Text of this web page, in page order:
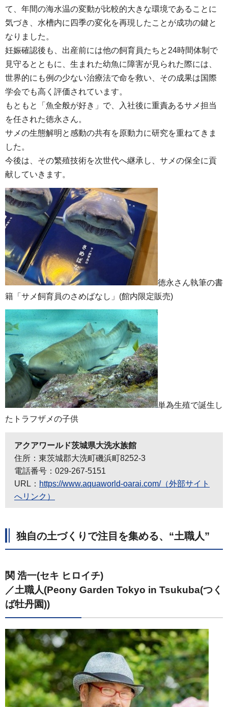
て、年間の海水温の変動が比較的大きな環境であることに
気づき、水槽内に四季の変化を再現したことが成功の鍵と
なりました。
妊娠確認後も、出産前には他の飼育員たちと24時間体制で
見守るとともに、生まれた幼魚に障害が見られた際には、
世界的にも例の少ない治療法で命を救い、その成果は国際
学会でも高く評価されています。
もともと「魚全般が好き」で、入社後に重責あるサメ担当
を任された徳永さん。
サメの生態解明と感動の共有を原動力に研究を重ねてきま
した。
今後は、その繁殖技術を次世代へ継承し、サメの保全に貢
献していきます。
徳永さん執筆の書
籍「サメ飼育員のさめばなし」(館内限定販売)
単為生殖で誕生し
たトラフザメの子供
アクアワールド茨城県大洗水族館
住所：東茨城郡大洗町磯浜町8252-3
電話番号：029-267-5151
URL： https://www.aquaworld-oarai.com/（外部サイト
へリンク）
独自の土づくりで注目を集める、“土職人”
関 浩一(セキ ヒロイチ)
／土職人(Peony Garden Tokyo in Tsukuba(つく
ば牡丹園))